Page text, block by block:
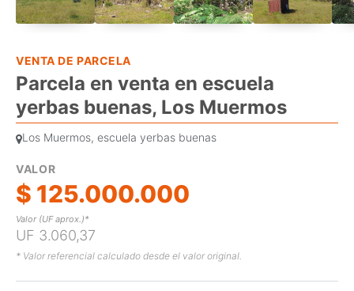
VENTA DE PARCELA
Parcela en venta en escuela
yerbas buenas, Los Muermos
Los Muermos, escuela yerbas buenas
VALOR
$ 125.000.000
Valor (UF aprox.)*
UF 3.060,37
* Valor referencial calculado desde el valor original.